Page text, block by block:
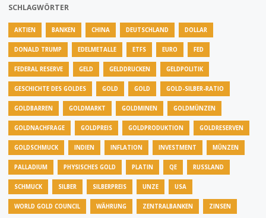
SCHLAGWÖRTER
AKTIEN BANKEN CHINA DEUTSCHLAND DOLLAR
DONALD TRUMP EDELMETALLE ETFS EURO FED
FEDERAL RESERVE GELD GELDDRUCKEN GELDPOLITIK
GESCHICHTE DES GOLDES GOLD GOLD GOLD-SILBER-RATIO
GOLDBARREN GOLDMARKT GOLDMINEN GOLDMÜNZEN
GOLDNACHFRAGE GOLDPREIS GOLDPRODUKTION GOLDRESERVEN
GOLDSCHMUCK INDIEN INFLATION INVESTMENT MÜNZEN
PALLADIUM PHYSISCHES GOLD PLATIN QE RUSSLAND
SCHMUCK SILBER SILBERPREIS UNZE USA
WORLD GOLD COUNCIL WÄHRUNG ZENTRALBANKEN ZINSEN